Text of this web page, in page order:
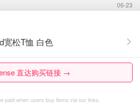
06-23
宽松T恤 白色
直达购买链接 →
paid when users buy items via our links.